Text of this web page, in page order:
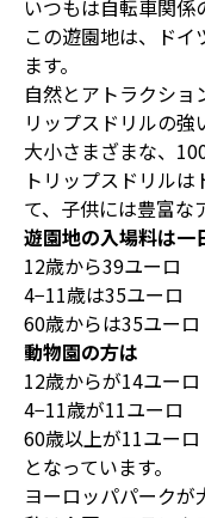
いつもは自転車関
この遊園地は、ド
ます。
自然とアトラクシ
リップスドリルの強
大小さまざまな、
トリップスドリル
て、子供には豊富な
遊園地の入場料は一
12歳から39ユーロ
4−11歳は35ユーロ
60歳からは35ユーロ
動物園の方は
12歳からが14ユーロ
4−11歳が11ユーロ
60歳以上が11ユーロ
となっています。
ヨーロッパパーク